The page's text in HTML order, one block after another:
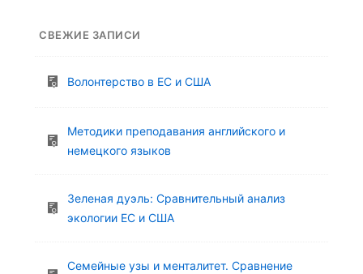
СВЕЖИЕ ЗАПИСИ
Волонтерство в ЕС и США
Методики преподавания английского и
немецкого языков
Зеленая дуэль: Сравнительный анализ
экологии ЕС и США
Семейные узы и менталитет. Сравнение